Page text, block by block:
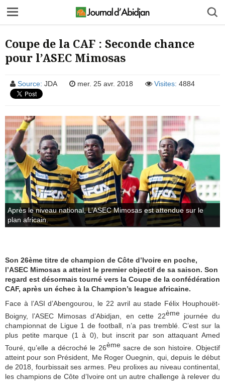
Coupe de la CAF : Seconde chance
pour l’ASEC Mimosas
Source: JDA mer. 25 avr. 2018 Visites: 4884
Après le niveau national, L’ASEC Mimosas est attendue sur le
plan africain.
Son 26ème titre de champion de Côte d’Ivoire en poche,
l’ASEC Mimosas a atteint le premier objectif de sa saison. Son
regard est désormais tourné vers la Coupe de la confédération
CAF, après un échec à la Champion’s league africaine.
Face à l’ASI d’Abengourou, le 22 avril au stade Félix Houphouët-
Boigny, l’ASEC Mimosas d’Abidjan, en cette 22èmejournée du
championnat de Ligue 1 de football, n’a pas tremblé. C’est sur la
plus petite marque (1 à 0), but inscrit par son attaquant Amed
Touré, qu’elle a décroché le 26èmesacre de son histoire. Objectif
atteint pour son Président, Me Roger Ouegnin, qui, depuis le début
de 2018, fourbissait ses armes. Peu prolixes au niveau continental,
les champions de Côte d’Ivoire ont un autre challenge à relever du